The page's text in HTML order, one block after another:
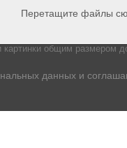
Перетащите файлы
общим размером
данных и